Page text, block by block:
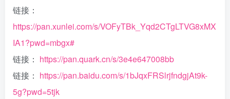
链接：
https://pan.xunlei.com/s/VOFyTBk_Yqd2CTgLTVG8xMX
IA1?pwd=mbgx#
链接： https://pan.quark.cn/s/3e4e647008bb
链接： https://pan.baidu.com/s/1bJqxFRSlrjfndgjAt9k-
5g?pwd=5tjk